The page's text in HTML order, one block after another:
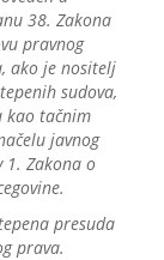
38. Zakona
pravnog
ako je nositelj
sudova,
kao tačnim
javnog
1. Zakona o
presuda
prava.